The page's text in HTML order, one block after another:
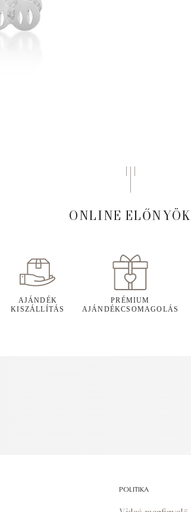
ONLINE ELŐNYÖK
AJÁNDÉK
KISZÁLLÍTÁS
PRÉMIUM
AJÁNDÉKCSOMAGOLÁS
POLITIKA